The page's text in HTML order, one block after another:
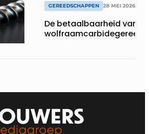
GEREEDSCHAPPEN 28 MEI 2026
De betaalbaarheid van